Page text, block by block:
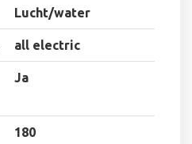
Lucht/water
all electric
Ja
180